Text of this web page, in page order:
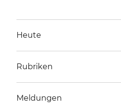
Heute
Rubriken
Meldungen